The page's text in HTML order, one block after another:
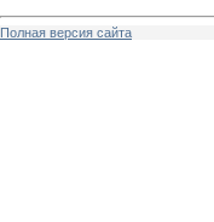
Полная версия сайта